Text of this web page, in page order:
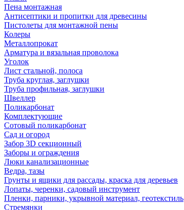
Пена монтажная
Антисептики и пропитки для древесины
Пистолеты для монтажной пены
Колеры
Металлопрокат
Арматура и вязальная проволока
Уголок
Лист стальной, полоса
Труба круглая, заглушки
Труба профильная, заглушки
Швеллер
Поликарбонат
Комплектующие
Сотовый поликарбонат
Сад и огород
Забор 3D секционный
Заборы и ограждения
Люки канализационные
Ведра, тазы
Грунты и ящики для рассады, краска для деревьев
Лопаты, черенки, садовый инструмент
Пленки, парники, укрывной материал, геотекстиль
Стремянки